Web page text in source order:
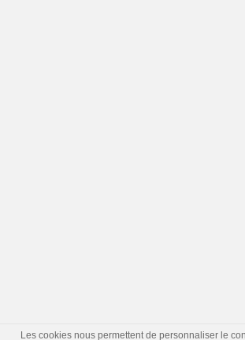
Les cookies nous permettent de personnaliser le